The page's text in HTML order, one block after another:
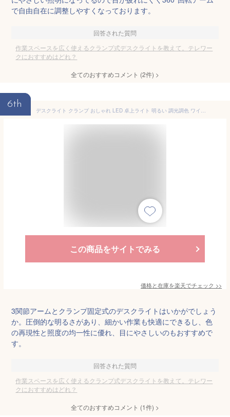
で自由自在に調整しやすくなっております。
回答された質問
作業スペースを広く使えるクランプ式デスクライトを教えて。テレワー
クにおすすめはどれ？
全てのおすすめコメント (2件) >
6th
デスクライト クランプ おしゃれ LED 卓上ライト 明るい 調光調色 ワイド 照明 アームライト 勉強用 学習デスク用 学習机用 広範囲 タッチセンサー ホワイト
この商品をサイトでみる
価格と在庫を楽天でチェック >>
3関節アームとクランプ固定式のデスクライトはいかがでしょう
か。圧倒的な明るさがあり、細かい作業も快適にできるし、色
の再現性と照度の均一性に優れ、目にやさしいのもおすすめで
す。
回答された質問
作業スペースを広く使えるクランプ式デスクライトを教えて。テレワー
クにおすすめはどれ？
全てのおすすめコメント (1件) >